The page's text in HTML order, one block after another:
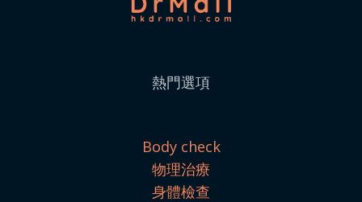
熱門選項
Body check
物理治療
身體檢查